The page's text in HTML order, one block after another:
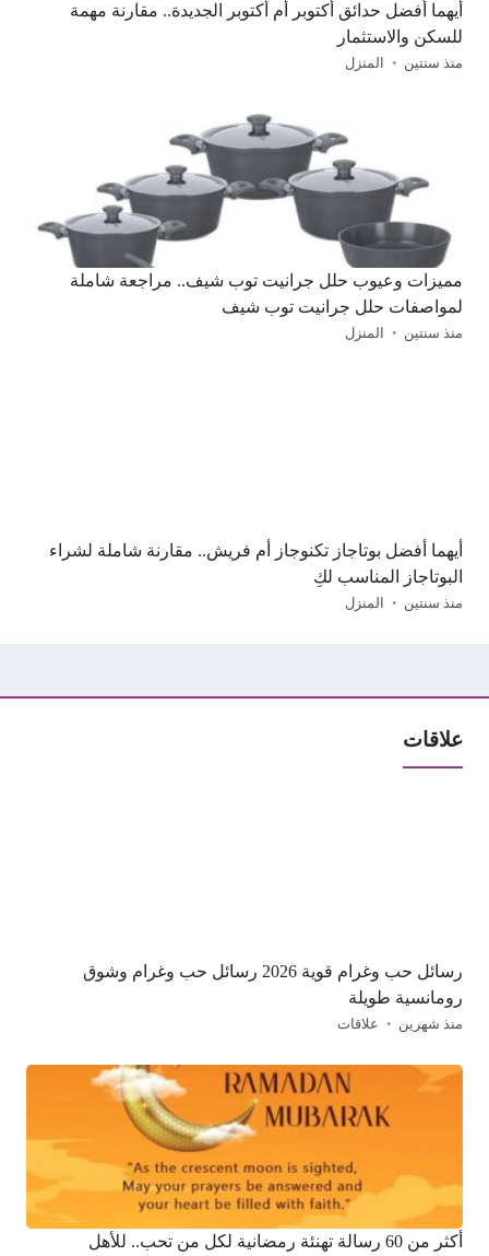
أيهما أفضل حدائق أكتوبر أم أكتوبر الجديدة.. مقارنة مهمة
للسكن والاستثمار
منذ سنتين المنزل
مميزات وعيوب حلل جرانيت توب شيف.. مراجعة شاملة
لمواصفات حلل جرانيت توب شيف
منذ سنتين المنزل
أيهما أفضل بوتاجاز تكنوجاز أم فريش.. مقارنة شاملة لشراء
البوتاجاز المناسب لكِ
منذ سنتين المنزل
علاقات
رسائل حب وغرام قوية 2026 رسائل حب وغرام وشوق
رومانسية طويلة
منذ شهرين علاقات
أكثر من 60 رسالة تهنئة رمضانية لكل من تحب.. للأهل